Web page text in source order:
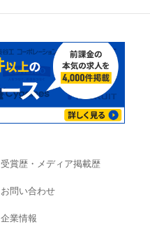
受賞歴・メディア掲載歴
お問い合わせ
企業情報